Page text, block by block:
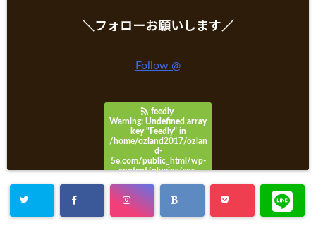
＼フォローお願いします／
Follow @
feedly
Warning: Undefined array
key "Feedly" in
/home/ozland2017/ozlan
d-
5e.com/public_html/wp-
content/plugins/sns-